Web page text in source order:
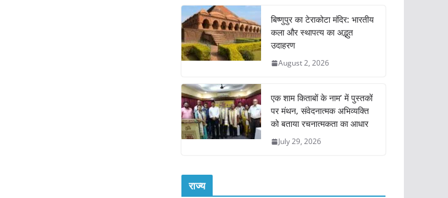
बिष्णुपुर का टेराकोटा मंदिर: भारतीय
कला और स्थापत्य का अद्भुत
उदाहरण
August 2, 2026
एक शाम किताबों के नाम’ में पुस्तकों
पर मंथन, संवेदनात्मक अभिव्यक्ति
को बताया रचनात्मकता का आधार
July 29, 2026
राज्य